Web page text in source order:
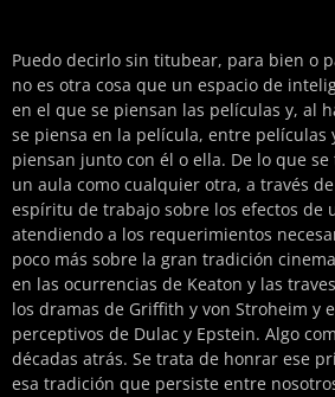
Puedo decirlo sin titubear, para bien o
no es otra cosa que un espacio de
en el que se piensan las películas y, al
se piensa en la película, entre películas
piensan junto con él o ella. De lo que
un aula como cualquier otra, a través
espíritu de trabajo sobre los efectos de
atendiendo a los requerimientos
poco más sobre la gran tradición
en las ocurrencias de Keaton y las
los dramas de Griffith y von Stroheim y
perceptivos de Dulac y Epstein. Algo
décadas atrás. Se trata de honrar ese
esa tradición que persiste entre